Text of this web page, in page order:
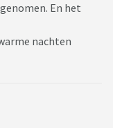
En het
nachten